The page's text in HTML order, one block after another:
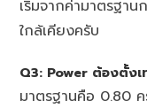
เริ่มจากค่ามาตรฐา
ใกล้เคียงครับ
Q3: Power ต้องตั้งเ
มาตรฐานคือ 0.80 ค